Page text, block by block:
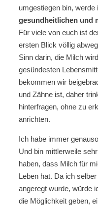
umgestiegen bin,
gesundheitlichen und
Für viele von euch ist
ersten Blick völlig
Sinn darin, die Milch
gesündesten
bekommen wir
und Zähne ist, daher
hinterfragen, ohne zu
anrichten.
Ich habe immer
Und bin mittlerweile
haben, dass Milch für
Leben hat. Da ich
angeregt wurde, würde
die Möglichkeit geben,